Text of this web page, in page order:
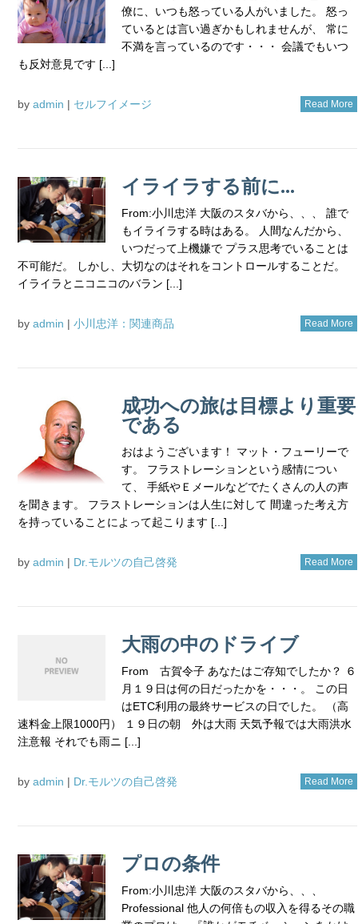
僚に、いつも怒っている人がいました。 怒っ
ているとは言い過ぎかもしれませんが、 常に
不満を言っているのです・・・ 会議でもいつ
も反対意見です [...]
by admin | セルフイメージ Read More
イライラする前に…
From:小川忠洋 大阪のスタバから、、、 誰で
もイライラする時はある。 人間なんだから、
いつだって上機嫌で プラス思考でいることは
不可能だ。 しかし、大切なのはそれをコントロールすることだ。
イライラとニコニコのバラン [...]
by admin | 小川忠洋：関連商品 Read More
成功への旅は目標より重要
である
おはようございます！ マット・フューリーで
す。 フラストレーションという感情につい
て、 手紙やＥメールなどでたくさんの人の声
を聞きます。 フラストレーションは人生に対して 間違った考え方
を持っていることによって起こります [...]
by admin | Dr.モルツの自己啓発 Read More
大雨の中のドライブ
From 古賀令子 あなたはご存知でしたか？ ６
月１９日は何の日だったかを・・・。 この日
はETC利用の最終サービスの日でした。 （高
速料金上限1000円） １９日の朝 外は大雨 天気予報では大雨洪水
注意報 それでも雨ニ [...]
by admin | Dr.モルツの自己啓発 Read More
プロの条件
From:小川忠洋 大阪のスタバから、、、
Professional 他人の何倍もの収入を得るその職